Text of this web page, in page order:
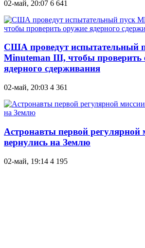
02-май, 20:07 6 641
США проведут испытательный
Minuteman III, чтобы проверить
ядерного сдерживания
02-май, 20:03 4 361
Астронавты первой регулярной
вернулись на Землю
02-май, 19:14 4 195